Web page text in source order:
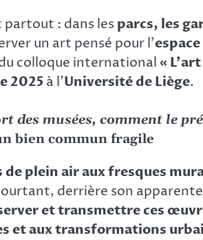
partout : dans les parcs, les
un art pensé pour l’
colloque international«
2025 à l’Université de Liège.
des musées, comment le
bien commun fragile
de plein air aux fresques
derrière son
et transmettre ces
et aux transformations